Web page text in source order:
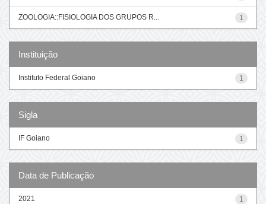
1
ZOOLOGIA::FISIOLOGIA DOS GRUPOS R...
Instituição
1
Instituto Federal Goiano
Sigla
1
IF Goiano
Data de Publicação
1
2021